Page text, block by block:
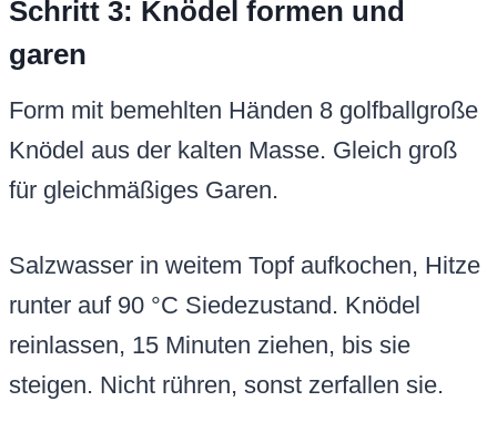
Schritt 3: Knödel formen und
garen
Form mit bemehlten Händen 8 golfballgroße
Knödel aus der kalten Masse. Gleich groß
für gleichmäßiges Garen.
Salzwasser in weitem Topf aufkochen, Hitze
runter auf 90 °C Siedezustand. Knödel
reinlassen, 15 Minuten ziehen, bis sie
steigen. Nicht rühren, sonst zerfallen sie.